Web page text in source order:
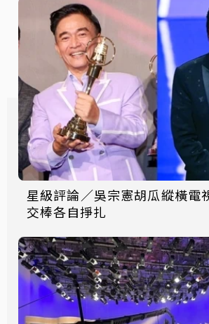
星級評論／吳宗憲胡瓜縱橫電
交棒各自掙扎